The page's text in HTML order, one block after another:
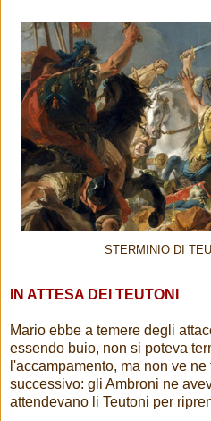
STERMINIO DI
IN ATTESA DEI TEUTONI
Mario ebbe a temere degli
essendo buio, non si poteva
l'accampamento, ma non ve
successivo: gli Ambroni ne
attendevano li Teutoni per